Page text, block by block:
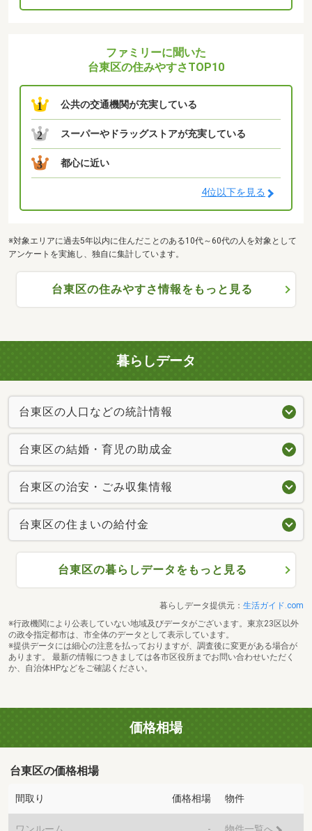
ファミリーに聞いた
台東区の住みやすさTOP10
1 公共の交通機関が充実している
2 スーパーやドラッグストアが充実している
3 都心に近い
4位以下を見る
※対象エリアに過去5年以内に住んだことのある10代～60代の人を対象として
アンケートを実施し、独自に集計しています。
台東区の住みやすさ情報をもっと見る
暮らしデータ
台東区の人口などの統計情報
台東区の結婚・育児の助成金
台東区の治安・ごみ収集情報
台東区の住まいの給付金
台東区の暮らしデータをもっと見る
暮らしデータ提供元： 生活ガイド.com
※行政機関により公表していない地域及びデータがございます。東京23区以外
の政令指定都市は、市全体のデータとして表示しています。
※提供データには細心の注意を払っておりますが、調査後に変更がある場合が
あります。 最新の情報につきましては各市区役所までお問い合わせいただく
か、自治体HPなどをご確認ください。
価格相場
台東区の価格相場
間取り 価格相場 物件